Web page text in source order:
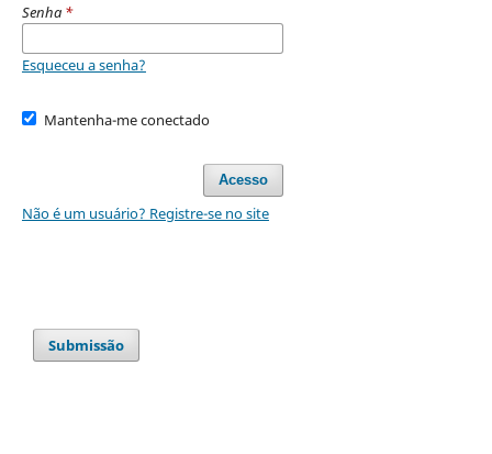
Senha *
Esqueceu a senha?
Mantenha-me conectado
Acesso
Não é um usuário? Registre-se no site
Submissão